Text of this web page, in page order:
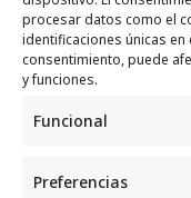
procesar datos como el
identificaciones únicas
consentimiento, puede
y funciones.
Funcional
Preferencias
Recogida e
Política de privacidad